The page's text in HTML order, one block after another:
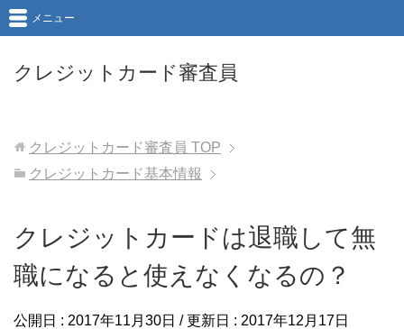
クレジットカード審査員
メニュー
クレジットカード審査員 TOP
クレジットカード基本情報
クレジットカードは退職して無
職になると使えなくなるの？
公開日 : 2017年11月30日 / 更新日 : 2017年12月17日